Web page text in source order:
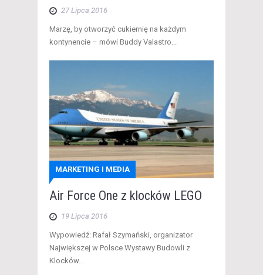
27 Lipca 2016
Marzę, by otworzyć cukiernię na każdym
kontynencie – mówi Buddy Valastro...
MARKETING I MEDIA
Air Force One z klocków LEGO
19 Lipca 2016
Wypowiedź: Rafał Szymański, organizator
Największej w Polsce Wystawy Budowli z
Klocków...